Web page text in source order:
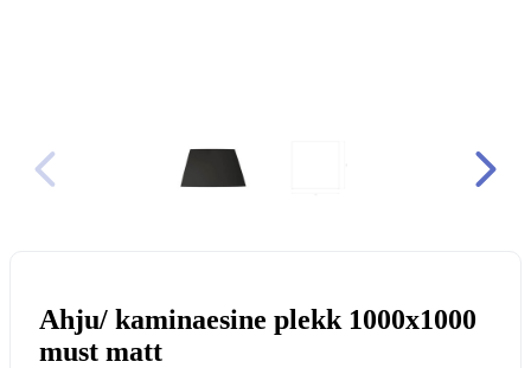
Ahju/ kaminaesine plekk 1000x1000
must matt